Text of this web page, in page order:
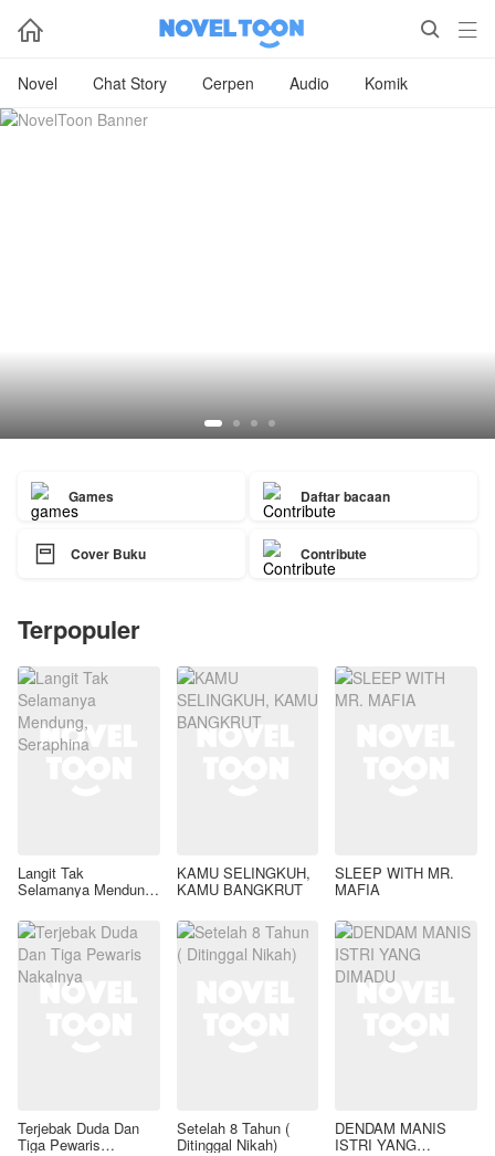
  
Novel Chat Story Cerpen Audio Komik
Games Daftar bacaan
 Cover Buku Contribute
Terpopuler
Langit Tak
Selamanya Mendung,
KAMU SELINGKUH,
KAMU BANGKRUT
SLEEP WITH MR.
MAFIA
Terjebak Duda Dan
Tiga Pewaris
Setelah 8 Tahun (
Ditinggal Nikah)
DENDAM MANIS
ISTRI YANG